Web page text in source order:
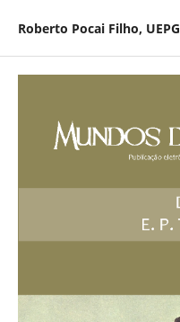
Roberto Pocai Filho, UEPG